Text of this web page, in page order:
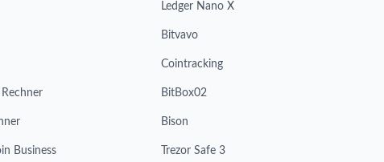
Business
Ledger Nano X
Bitvavo
Cointracking
BitBox02
Bison
Trezor Safe 3